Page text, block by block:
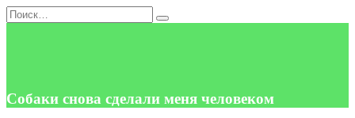
Перейти
к
Search
for:
Собаки снова сделали меня человеком